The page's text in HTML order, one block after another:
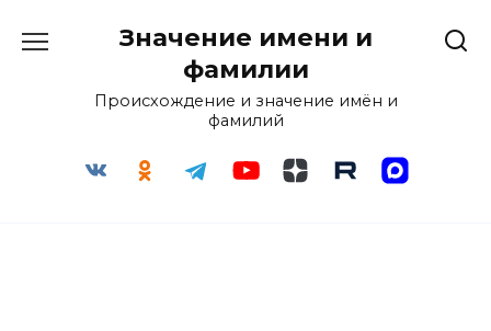
Значение имени и
фамилии
Происхождение и значение имён и
фамилий